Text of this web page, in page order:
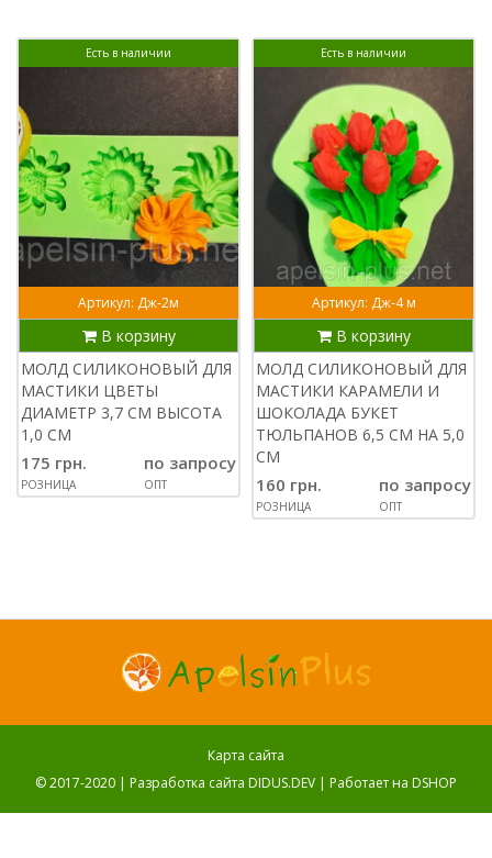
Есть в наличии
Артикул: Дж-2м
В корзину
МОЛД СИЛИКОНОВЫЙ ДЛЯ
МАСТИКИ ЦВЕТЫ
ДИАМЕТР 3,7 СМ ВЫСОТА
1,0 СМ
175 грн.
РОЗНИЦА
по запросу
ОПТ
Есть в наличии
Артикул: Дж-4 м
В корзину
МОЛД СИЛИКОНОВЫЙ ДЛЯ
МАСТИКИ КАРАМЕЛИ И
ШОКОЛАДА БУКЕТ
ТЮЛЬПАНОВ 6,5 СМ НА 5,0
СМ
160 грн.
РОЗНИЦА
по запросу
ОПТ
Карта сайта
© 2017-2020 | Разработка сайта DIDUS.DEV | Работает на DSHOP